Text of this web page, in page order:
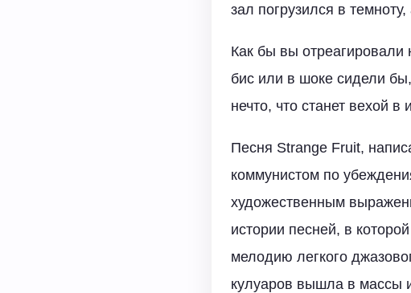
зал погрузился в
Как бы вы отреагировали
бис или в шоке сидели
нечто, что станет вехой
Песня Strange Fruit,
коммунистом по
художественным
истории песней, в
мелодию легкого
кулуаров вышла в массы